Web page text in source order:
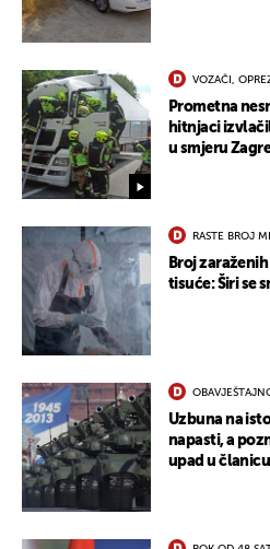
VOZAČI,
Prometna
hitnjaci
u smjeru
RASTE BROJ
Broj
tisuće: Širi se
Uzbuna na
napasti, a
upad u